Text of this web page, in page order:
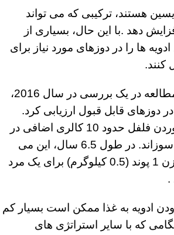
هستند، ترکیبی که می تواند
دهد .با این حال، بسیاری از
ها را در دوزهای مورد نیاز برای
کنند.
به عنوان مثال، یک مطالعه در یک بررسی در سال 2016،
دوزهای قابل قبول ارزیابی کرد.
طبق این مطالعه خوردن فلفل حدود 10 کالری اضافی در
هر وعده غذایی می سوزاند. در طول 6.5 سال، این می
تواند باعث کاهش وزن 1 پوند (0.5 کیلوگرم) برای یک مرد
.
ادویه به غذا ممکن است بسیار کم
که با سایر استراتژی های